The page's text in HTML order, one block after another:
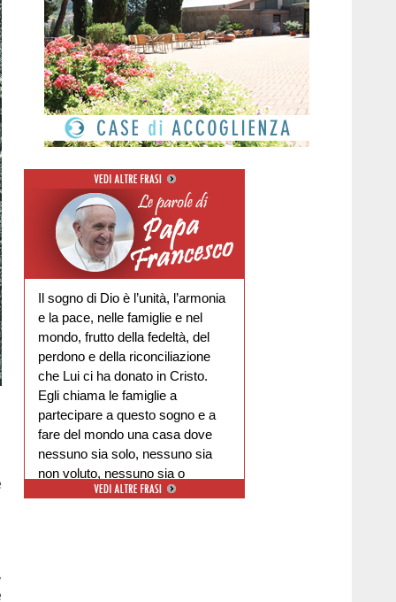
Il sogno di Dio è l’unità, l’armonia
e la pace, nelle famiglie e nel
mondo, frutto della fedeltà, del
perdono e della riconciliazione
che Lui ci ha donato in Cristo.
Egli chiama le famiglie a
partecipare a questo sogno e a
fare del mondo una casa dove
nessuno sia solo, nessuno sia
non voluto, nessuno sia o